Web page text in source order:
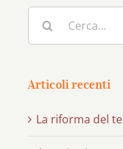
per:
Articoli recenti
La riforma del